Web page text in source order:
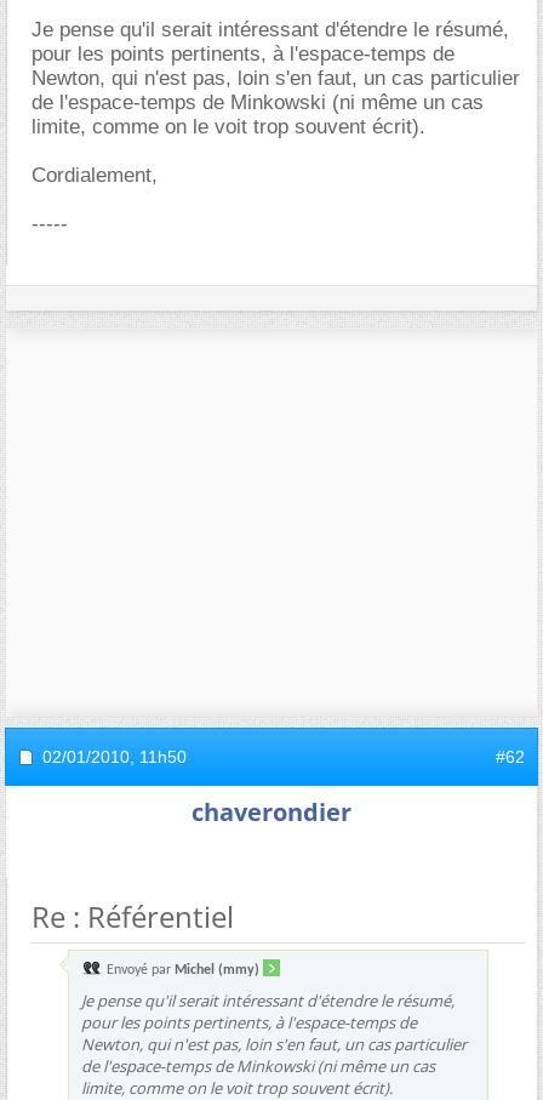
Je pense qu'il serait intéressant d'étendre le résumé,
pour les points pertinents, à l'espace-temps de
Newton, qui n'est pas, loin s'en faut, un cas particulier
de l'espace-temps de Minkowski (ni même un cas
limite, comme on le voit trop souvent écrit).
Cordialement,
-----
02/01/2010, 11h50 #62
chaverondier
Re : Référentiel
Envoyé par Michel (mmy)
Je pense qu'il serait intéressant d'étendre le résumé,
pour les points pertinents, à l'espace-temps de
Newton, qui n'est pas, loin s'en faut, un cas particulier
de l'espace-temps de Minkowski (ni même un cas
limite, comme on le voit trop souvent écrit).